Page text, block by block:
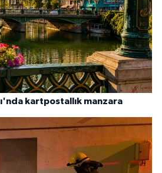
kartpostallık manzara